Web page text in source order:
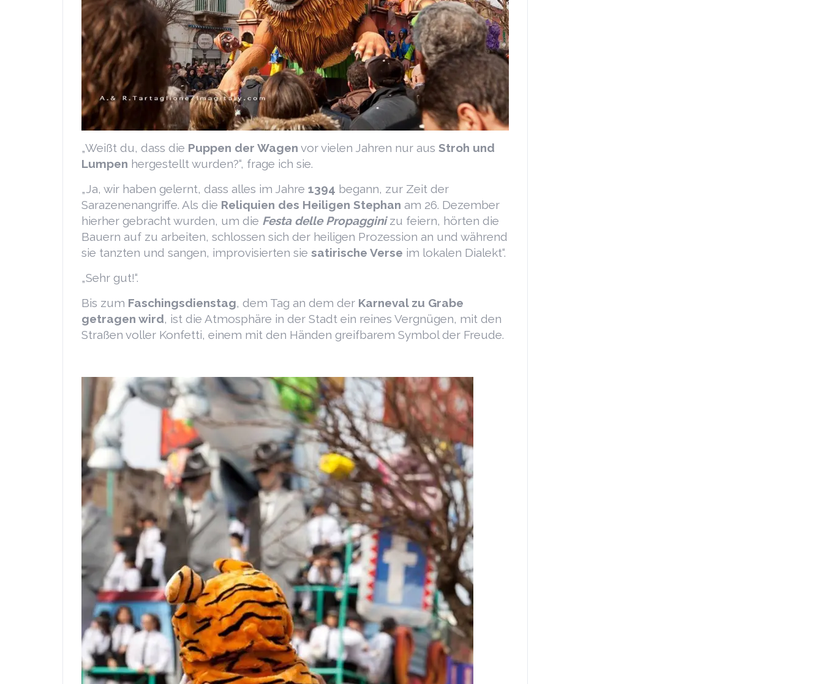
„Weißt du, dass die Puppen der Wagen vor vielen Jahren nur aus Stroh und
Lumpen hergestellt wurden?“, frage ich sie.
„Ja, wir haben gelernt, dass alles im Jahre 1394 begann, zur Zeit der
Sarazenenangriffe. Als die Reliquien des Heiligen Stephan am 26. Dezember
hierher gebracht wurden, um die Festa delle Propagginizu feiern, hörten die
Bauern auf zu arbeiten, schlossen sich der heiligen Prozession an und während
sie tanzten und sangen, improvisierten sie satirische Verse im lokalen Dialekt“.
„Sehr gut!“.
Bis zum Faschingsdienstag, dem Tag an dem der Karneval zu Grabe
getragen wird, ist die Atmosphäre in der Stadt ein reines Vergnügen, mit den
Straßen voller Konfetti, einem mit den Händen greifbarem Symbol der Freude.